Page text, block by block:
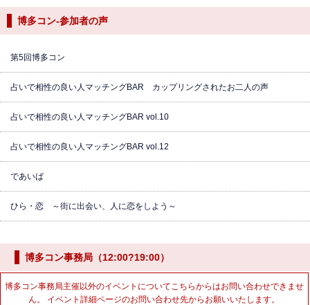
博多コン-参加者の声
第5回博多コン
占いで相性の良い人マッチングBAR カップリングされたお二人の声
占いで相性の良い人マッチングBAR vol.10
占いで相性の良い人マッチングBAR vol.12
であいば
ひら・恋 ～街に出会い、人に恋をしよう～
博多コン事務局（12:00?19:00）
博多コン事務局主催以外のイベントについてこちらからはお問い合わせできませ
ん。 イベント詳細ページのお問い合わせ先からお願いいたします。